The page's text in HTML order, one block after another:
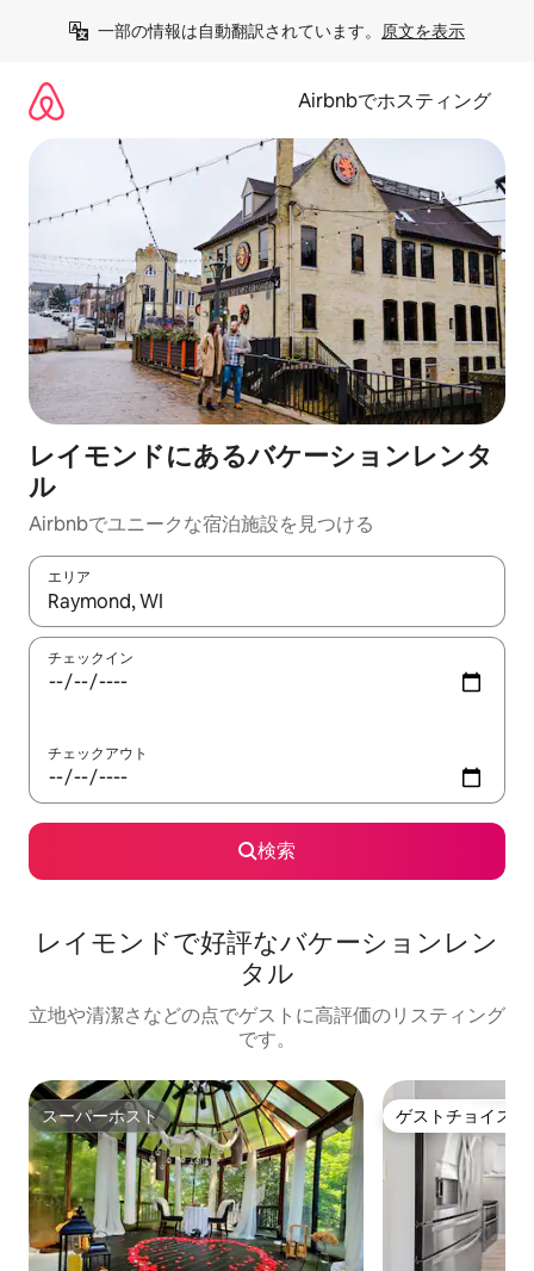
一部の情報は自動翻訳されています。 原文を表示
Airbnbでホスティング
レイモンドにあるバケーションレンタ
ル
Airbnbでユニークな宿泊施設を見つける
エリア
検索結果が表示されたら、上下の矢印キーを使って移動するか
チェックイン
チェックアウト
検索
レイモンドで好評なバケーションレン
タル
立地や清潔さなどの点でゲストに高評価のリスティング
です。
スーパーホスト
スーパーホスト ゲストチョイス
ゲストチョイス